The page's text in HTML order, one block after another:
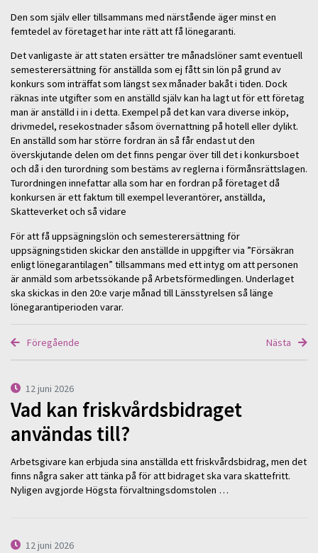
Den som själv eller tillsammans med närstående äger minst en
femtedel av företaget har inte rätt att få lönegaranti.
Det vanligaste är att staten ersätter tre månadslöner samt eventuell
semesterersättning för anställda som ej fått sin lön på grund av
konkurs som inträffat som längst sex månader bakåt i tiden. Dock
räknas inte utgifter som en anställd själv kan ha lagt ut för ett företag
man är anställd i in i detta. Exempel på det kan vara diverse inköp,
drivmedel, resekostnader såsom övernattning på hotell eller dylikt.
En anställd som har större fordran än så får endast ut den
överskjutande delen om det finns pengar över till det i konkursboet
och då i den turordning som bestäms av reglerna i förmånsrättslagen.
Turordningen innefattar alla som har en fordran på företaget då
konkursen är ett faktum till exempel leverantörer, anställda,
Skatteverket och så vidare
För att få uppsägningslön och semesterersättning för
uppsägningstiden skickar den anställde in uppgifter via ”Försäkran
enligt lönegarantilagen” tillsammans med ett intyg om att personen
är anmäld som arbetssökande på Arbetsförmedlingen. Underlaget
ska skickas in den 20:e varje månad till Länsstyrelsen så länge
lönegarantiperioden varar.
Föregående Nästa
12 juni 2026
Vad kan friskvårdsbidraget
användas till?
Arbetsgivare kan erbjuda sina anställda ett friskvårdsbidrag, men det
finns några saker att tänka på för att bidraget ska vara skattefritt.
Nyligen avgjorde Högsta förvaltningsdomstolen …
12 juni 2026